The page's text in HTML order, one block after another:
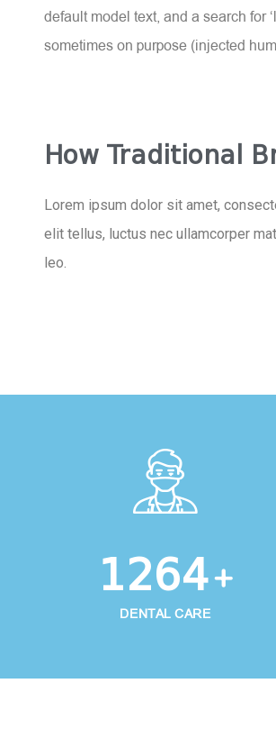
default model text, and a search for
sometimes on purpose (injected
How Traditional
Lorem ipsum dolor sit amet,
elit tellus, luctus nec ullamcorper
leo.
1345+
DENTAL CARE